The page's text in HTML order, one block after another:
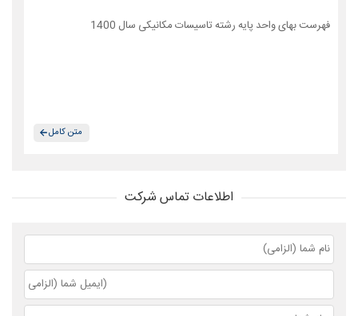
فهرست بهای واحد پایه رشته تاسیسات مکانیکی سال 1400
متن کامل
اطلاعات تماس شرکت